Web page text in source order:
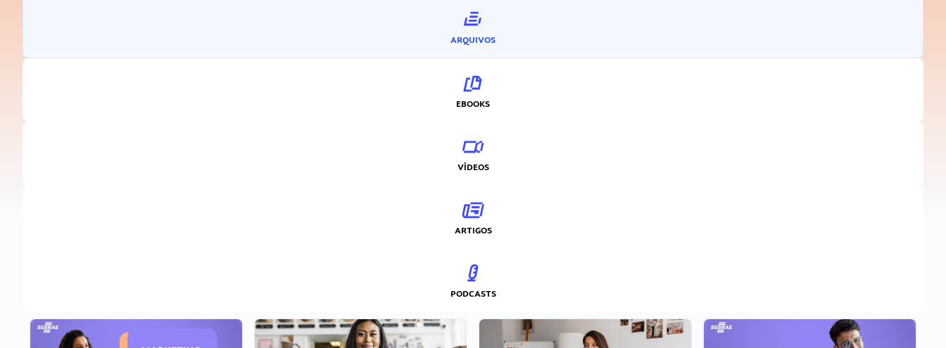
ARQUIVOS
EBOOKS
VÍDEOS
ARTIGOS
PODCASTS